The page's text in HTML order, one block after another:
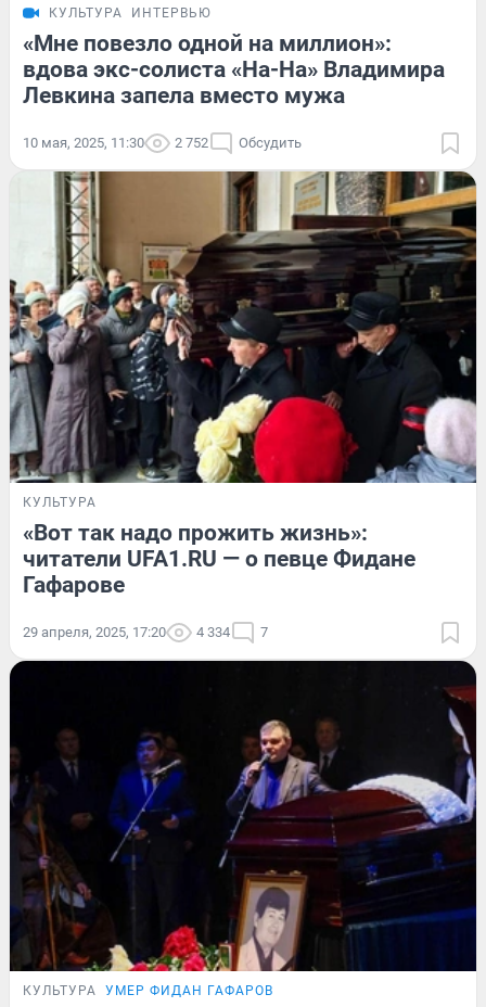
КУЛЬТУРА ИНТЕРВЬЮ
«Мне повезло одной на миллион»:
вдова экс-солиста «На-На» Владимира
Левкина запела вместо мужа
10 мая, 2025, 11:30 2 752 Обсудить
КУЛЬТУРА
«Вот так надо прожить жизнь»:
читатели UFA1.RU — о певце Фидане
Гафарове
29 апреля, 2025, 17:20 4 334 7
КУЛЬТУРА УМЕР ФИДАН ГАФАРОВ